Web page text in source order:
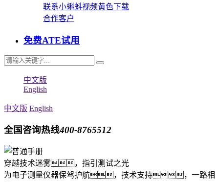
联系小蝌蚪视频黄色下载
合作客户
免费ATE试用
中文版
English
中文版 English
全国咨询热线400-8765512
穿越技术迷雾，指引测试之光
为电子测量仪器保驾护航，技术支持，一路相